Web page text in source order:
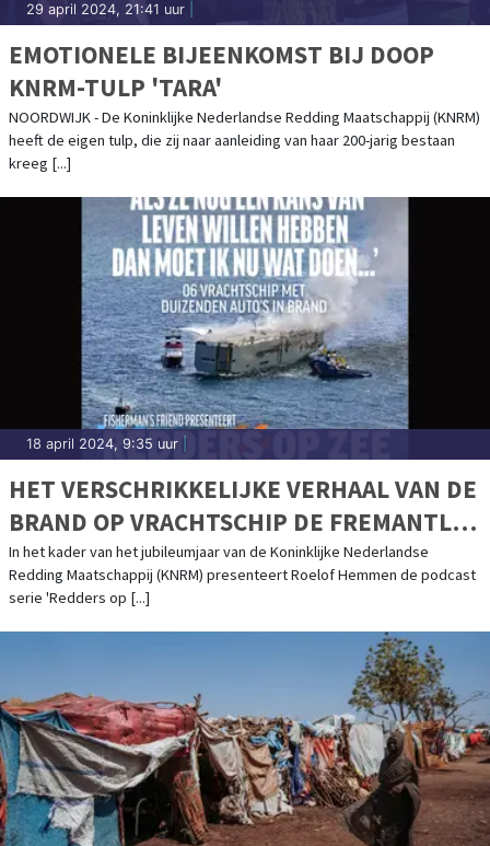
29 april 2024, 21:41 uur
EMOTIONELE BIJEENKOMST BIJ DOOP
KNRM-TULP 'TARA'
NOORDWIJK - De Koninklijke Nederlandse Redding Maatschappij (KNRM)
heeft de eigen tulp, die zij naar aanleiding van haar 200-jarig bestaan
kreeg [...]
18 april 2024, 9:35 uur
HET VERSCHRIKKELIJKE VERHAAL VAN DE
BRAND OP VRACHTSCHIP DE FREMANTLE
HIGHWAY KOMT TOT LEVEN IN DE KNRM-
PODCASTSERIE
In het kader van het jubileumjaar van de Koninklijke Nederlandse
Redding Maatschappij (KNRM) presenteert Roelof Hemmen de podcast
serie 'Redders op [...]